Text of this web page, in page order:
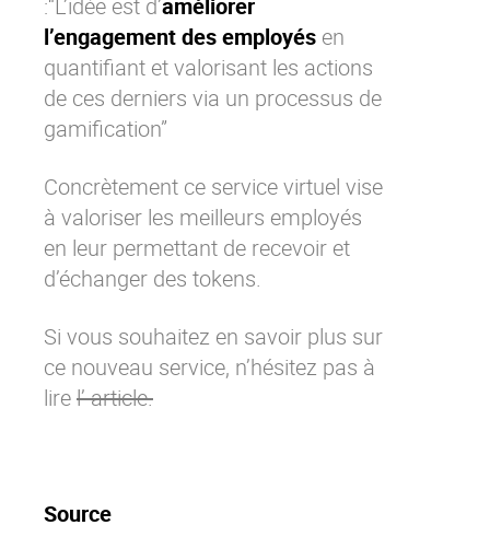
A propos d’eXo
Centre de ressources
Contactez-nous
Essayez eXo
:“L’idée est d’améliorer
l’engagement des employés en
quantifiant et valorisant les actions
de ces derniers via un processus de
gamification”
Concrètement ce service virtuel vise
à valoriser les meilleurs employés
en leur permettant de recevoir et
d’échanger des tokens.
Si vous souhaitez en savoir plus sur
ce nouveau service, n’hésitez pas à
lirel’ article.
Source